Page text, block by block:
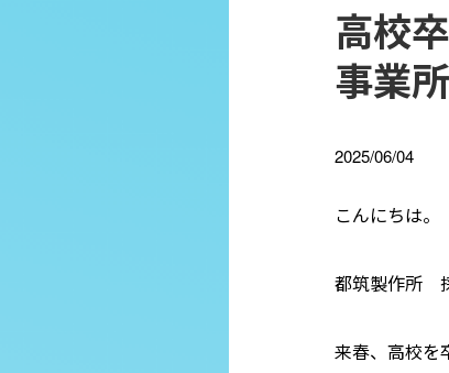
事業
2025/06/04
こんにちは。
都筑製作所
来春、高校を